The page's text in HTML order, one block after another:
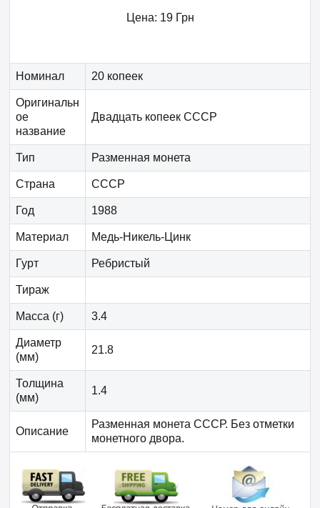
Цена: 19 Грн
Номинал 20 копеек
Оригинальн
ое
название
Двадцать копеек СССР
Тип Разменная монета
Страна СССР
Год 1988
Материал Медь-Никель-Цинк
Гурт Ребристый
Тираж
Масса (г) 3.4
Диаметр
(мм)
21.8
Толщина
(мм)
1.4
Описание
Разменная монета СССР. Без отметки
монетного двора.